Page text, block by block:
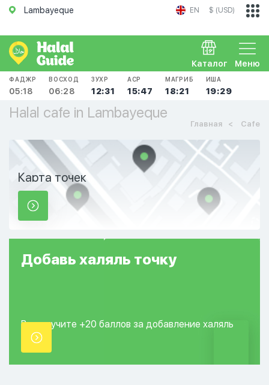
Lambayeque EN $ (USD)
Меню
Каталог
ФАДЖР
05:18
ВОСХОД
06:28
ЗУХР
12:31
АСР
15:47
МАГРИБ
18:21
ИША
19:29
Halal cafe in Lambayeque
Главная Cafe
Карта точек
Добавь халяль точку
Вы получите +20 баллов за добавление халяль
точки.